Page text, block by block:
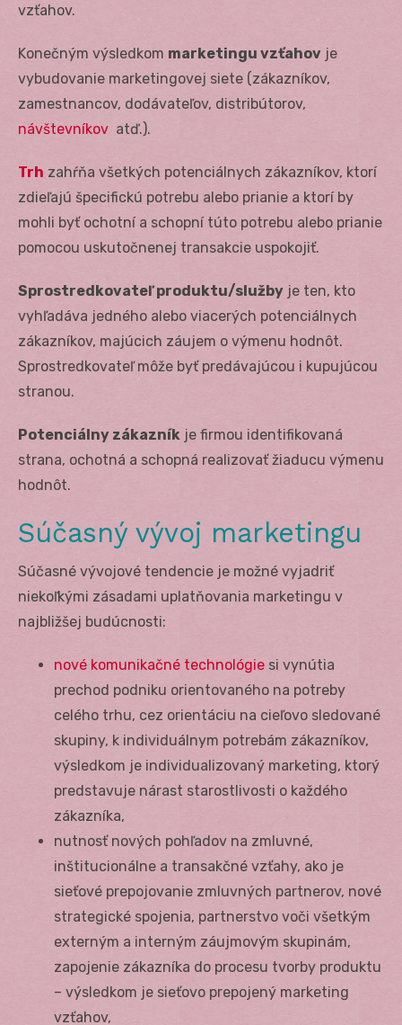
vzťahov.
Konečným výsledkom marketingu vzťahov je
vybudovanie marketingovej siete (zákazníkov,
zamestnancov, dodávateľov, distribútorov,
návštevníkov atď.).
Trh zahŕňa všetkých potenciálnych zákazníkov, ktorí
zdieľajú špecifickú potrebu alebo prianie a ktorí by
mohli byť ochotní a schopní túto potrebu alebo prianie
pomocou uskutočnenej transakcie uspokojiť.
Sprostredkovateľ produktu/služby je ten, kto
vyhľadáva jedného alebo viacerých potenciálnych
zákazníkov, majúcich záujem o výmenu hodnôt.
Sprostredkovateľ môže byť predávajúcou i kupujúcou
stranou.
Potenciálny zákazník je firmou identifikovaná
strana, ochotná a schopná realizovať žiaducu výmenu
hodnôt.
Súčasný vývoj marketingu
Súčasné vývojové tendencie je možné vyjadriť
niekoľkými zásadami uplatňovania marketingu v
najbližšej budúcnosti:
nové komunikačné technológie si vynútia
prechod podniku orientovaného na potreby
celého trhu, cez orientáciu na cieľovo sledované
skupiny, k individuálnym potrebám zákazníkov,
výsledkom je individualizovaný marketing, ktorý
predstavuje nárast starostlivosti o každého
zákazníka,
nutnosť nových pohľadov na zmluvné,
inštitucionálne a transakčné vzťahy, ako je
sieťové prepojovanie zmluvných partnerov, nové
strategické spojenia, partnerstvo voči všetkým
externým a interným záujmovým skupinám,
zapojenie zákazníka do procesu tvorby produktu
– výsledkom je sieťovo prepojený marketing
vzťahov,